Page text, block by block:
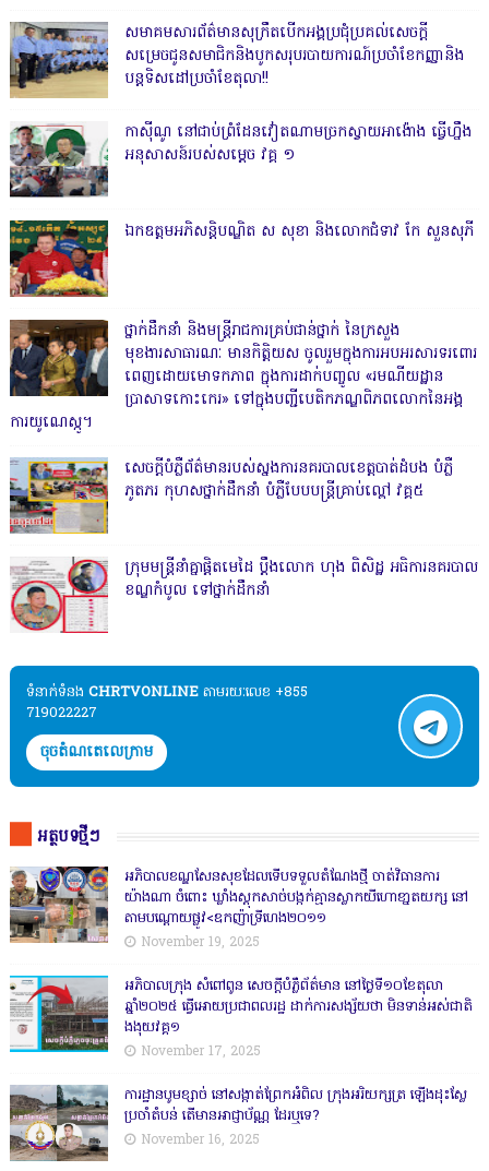
សមាគមសារព័ត៌មានសុក្រឹតបើកអង្គប្រជុំប្រគល់សេចក្តី
សម្រេចជូនសមាជិកនិងបូកសរុបរបាយការណ៍ប្រចាំខែកញ្ញានិង
បន្តទិសដៅប្រចាំខែតុលា!!
កាសុីណូ នៅជាប់ព្រំដែនវៀតណាមច្រកស្វាយអាង៉ោង ធ្វើហ្នឹង
អនុសាសន៍របស់សម្ដេច វគ្គ ១
ឯកឧត្តមអភិសន្តិបណ្ឌិត ស សុខា និងលោកជំទាវ កែ សួនសុភី
ថ្នាក់ដឹកនាំ និងមន្ត្រីរាជការគ្រប់ជាន់ថ្នាក់ នៃក្រសួង
មុខងារសាធារណៈ មានកិត្តិយស ចូលរួមក្នុងការអបអរសារទរពោរ
ពេញដោយមោទកភាព ក្នុងការដាក់បញ្ចូល «រមណីយដ្ឋាន
ប្រាសាទកោះកេរ» ទៅក្នុងបញ្ជីបេតិកភណ្ឌពិភពលោកនៃអង្គ
ការយូណេស្កូ។
សេចក្តីបំភ្លឺព័ត៌មានរបស់ស្នងការនគរបាលខេត្តបាត់ដំបង បំភ្លឺ
ភូតភរ កុហសថ្នាក់ដឹកនាំ បំភ្លឺបែបបន្ត្រីគ្រាប់ល្ពៅ វគ្គ៥
ក្រុមមន្ត្រីនាំគ្នាផ្ដិតមេដៃ ប្ដឹងលោក ហុង ពិសិដ្ឋ អធិការនគរបាល
ខណ្ឌកំបូល ទៅថ្នាក់ដឹកនាំ
ទំនាក់ទំនង​​ CHRTVONLINE តាមរយៈលេខ +855
719022227
ចុចតំណតេលេក្រាម
អត្ថបទថ្មីៗ
អភិបាលខណ្ឌសែនសុខដែលទើបទទួលតំណែងថ្មី ចាត់វិធានការ
យ៉ាងណា ចំពោះ ឃ្លាំងស្តុកសាច់បង្កក់គ្មានស្លាកយីហោខា្នតយក្ស នៅ
តាមបណ្តោយផ្លូវ<ឧកញ៉ាទ្រីហេង២០១១
November 19, 2025
អភិបាលក្រុង សំពៅពូន សេចក្តីបំភ្លឺព័ត៌មាន នៅថ្ងៃទី១០ខែតុលា
ឆ្នាំ២០២៥ ធ្វើអោយប្រជាពលរដ្ឋ ដាក់ការសង្ស័យថា មិនទាន់អស់ជាតិ
ងងុយវគ្គ១
November 17, 2025
ការដ្ឋានបូមខ្សាច់ នៅសង្កាត់ព្រែកអំពិល ក្រុងអរិយក្សត្រ ឡើងដុះស្លែ
ប្រចាំតំបន់ តើមានអាជ្ញាប័ណ្ណ ដែរឬទេ?
November 16, 2025